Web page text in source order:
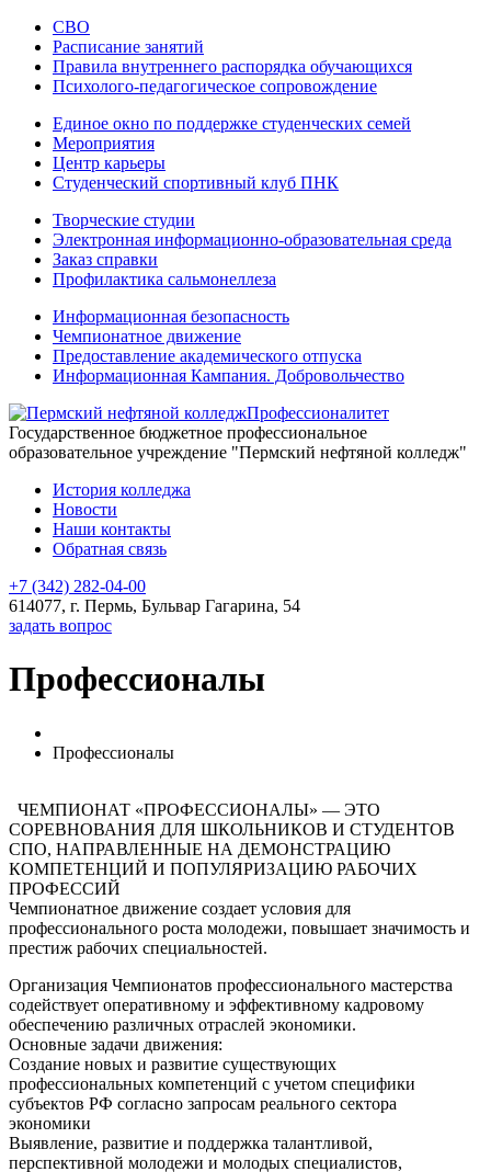
СВО
Расписание занятий
Правила внутреннего распорядка обучающихся
Психолого-педагогическое сопровождение
Единое окно по поддержке студенческих семей
Мероприятия
Центр карьеры
Студенческий спортивный клуб ПНК
Творческие студии
Электронная информационно-образовательная среда
Заказ справки
Профилактика сальмонеллеза
Информационная безопасность
Чемпионатное движение
Предоставление академического отпуска
Информационная Кампания. Добровольчество
Профессионалитет
Государственное бюджетное профессиональное
образовательное учреждение "Пермский нефтяной колледж"
История колледжа
Новости
Наши контакты
Обратная связь
+7 (342) 282-04-00
614077, г. Пермь, Бульвар Гагарина, 54
задать вопрос
Профессионалы
Профессионалы
ЧЕМПИОНАТ «ПРОФЕССИОНАЛЫ» — ЭТО
СОРЕВНОВАНИЯ ДЛЯ ШКОЛЬНИКОВ И СТУДЕНТОВ
СПО, НАПРАВЛЕННЫЕ НА ДЕМОНСТРАЦИЮ
КОМПЕТЕНЦИЙ И ПОПУЛЯРИЗАЦИЮ РАБОЧИХ
ПРОФЕССИЙ
Чемпионатное движение создает условия для
профессионального роста молодежи, повышает значимость и
престиж рабочих специальностей.
Организация Чемпионатов профессионального мастерства
содействует оперативному и эффективному кадровому
обеспечению различных отраслей экономики.
Основные задачи движения:
Создание новых и развитие существующих
профессиональных компетенций с учетом специфики
субъектов РФ согласно запросам реального сектора
экономики
Выявление, развитие и поддержка талантливой,
перспективной молодежи и молодых специалистов,